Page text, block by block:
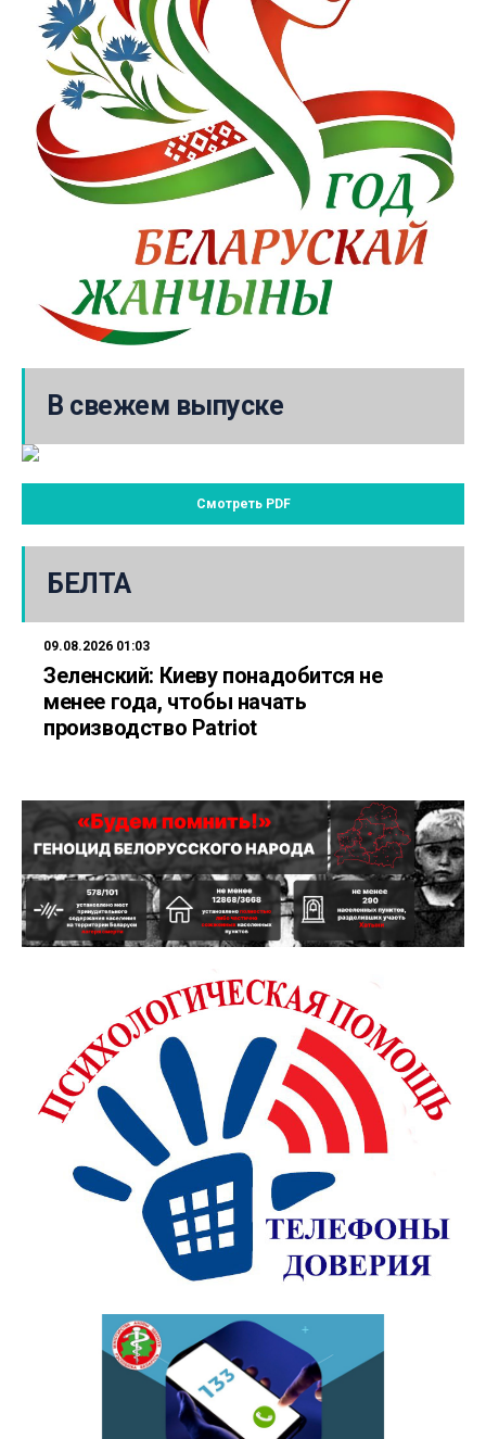
В свежем выпуске
Смотреть PDF
БЕЛТА
09.08.2026 01:03
Зеленский: Киеву понадобится не
менее года, чтобы начать
производство Patriot